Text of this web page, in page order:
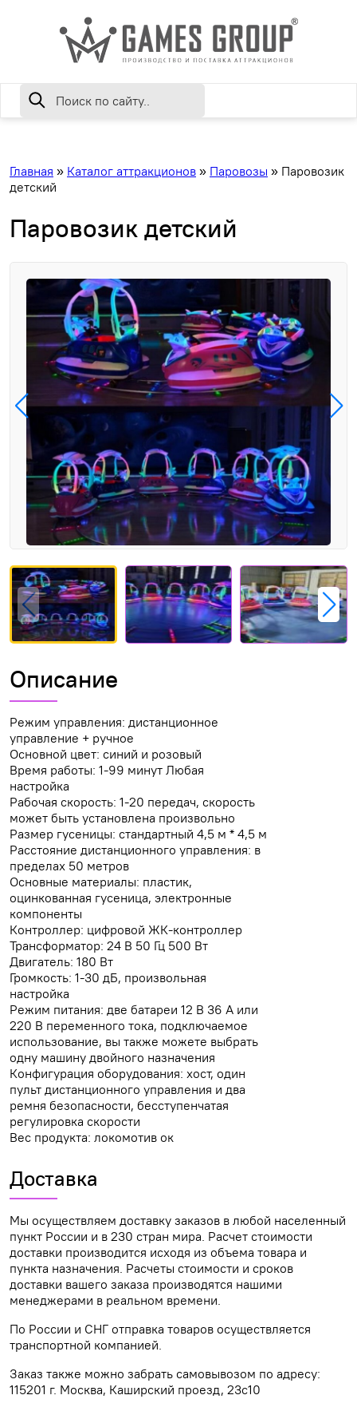
Главная » Каталог аттракционов » Паровозы » Паровозик
детский
Паровозик детский
Описание
Режим управления: дистанционное
управление + ручное
Основной цвет: синий и розовый
Время работы: 1-99 минут Любая
настройка
Рабочая скорость: 1-20 передач, скорость
может быть установлена произвольно
Размер гусеницы: стандартный 4,5 м * 4,5 м
Расстояние дистанционного управления: в
пределах 50 метров
Основные материалы: пластик,
оцинкованная гусеница, электронные
компоненты
Контроллер: цифровой ЖК-контроллер
Трансформатор: 24 В 50 Гц 500 Вт
Двигатель: 180 Вт
Громкость: 1-30 дБ, произвольная
настройка
Режим питания: две батареи 12 В 36 А или
220 В переменного тока, подключаемое
использование, вы также можете выбрать
одну машину двойного назначения
Конфигурация оборудования: хост, один
пульт дистанционного управления и два
ремня безопасности, бесступенчатая
регулировка скорости
Вес продукта: локомотив ок
Доставка
Мы осуществляем доставку заказов в любой населенный
пункт России и в 230 стран мира. Расчет стоимости
доставки производится исходя из объема товара и
пункта назначения. Расчеты стоимости и сроков
доставки вашего заказа производятся нашими
менеджерами в реальном времени.
По России и СНГ отправка товаров осуществляется
транспортной компанией.
Заказ также можно забрать самовывозом по адресу:
115201 г. Москва, Каширский проезд, 23с10